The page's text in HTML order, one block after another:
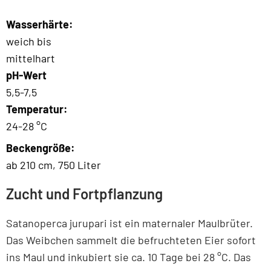
Wasserhärte:
weich bis
mittelhart
pH-Wert
5,5-7,5
Temperatur:
24-28 °C
Beckengröße:
ab 210 cm, 750 Liter
Zucht und Fortpflanzung
Satanoperca jurupari ist ein maternaler Maulbrüter.
Das Weibchen sammelt die befruchteten Eier sofort
ins Maul und inkubiert sie ca. 10 Tage bei 28 °C. Das